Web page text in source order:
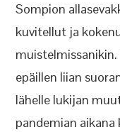
Sompion
kuvitellut ja
epäillen liian
lähelle lukijan
pandemian